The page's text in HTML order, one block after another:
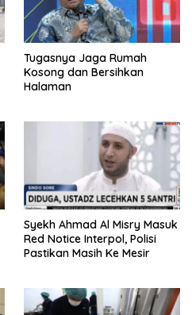
Tugasnya Jaga Rumah
Kosong dan Bersihkan
Halaman
Syekh Ahmad Al Misry Masuk
Red Notice Interpol, Polisi
Pastikan Masih Ke Mesir